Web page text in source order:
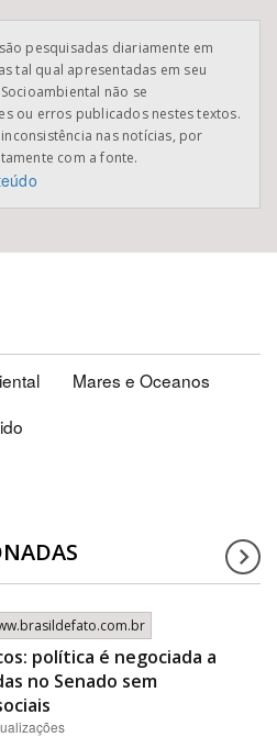
pesquisadas diariamente em
tal qual apresentadas em seu
não se
ou erros publicados nestes textos.
nas notícias, por
com a fonte.
Mares e Oceanos
política é negociada a
no Senado sem